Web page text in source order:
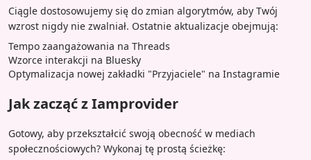
Ciągle dostosowujemy się do zmian algorytmów, aby Twój
wzrost nigdy nie zwalniał. Ostatnie aktualizacje obejmują:
Tempo zaangażowania na Threads
Wzorce interakcji na Bluesky
Optymalizacja nowej zakładki "Przyjaciele" na Instagramie
Jak zacząć z Iamprovider
Gotowy, aby przekształcić swoją obecność w mediach
społecznościowych? Wykonaj tę prostą ścieżkę: